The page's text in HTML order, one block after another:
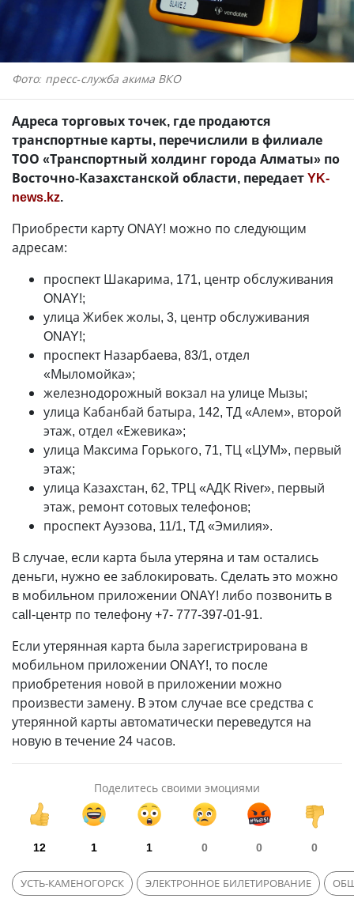
Фото: пресс-служба акима ВКО
Адреса торговых точек, где продаются
транспортные карты, перечислили в филиале
ТОО «Транспортный холдинг города Алматы» по
Восточно-Казахстанской области, передаетYK-
news.kz.
Приобрести карту ONAY! можно по следующим
адресам:
проспект Шакарима, 171, центр обслуживания
ONAY!;
улица Жибек жолы, 3, центр обслуживания
ONAY!;
проспект Назарбаева, 83/1, отдел
«Мыломойка»;
железнодорожный вокзал на улице Мызы;
улица Кабанбай батыра, 142, ТД «Алем», второй
этаж, отдел «Ежевика»;
улица Максима Горького, 71, ТЦ «ЦУМ», первый
этаж;
улица Казахстан, 62, ТРЦ «АДК River», первый
этаж, ремонт сотовых телефонов;
проспект Ауэзова, 11/1, ТД «Эмилия».
В случае, если карта была утеряна и там остались
деньги, нужно ее заблокировать. Сделать это можно
в мобильном приложении ONAY! либо позвонить в
сall-центр по телефону +7- 777-397-01-91.
Если утерянная карта была зарегистрирована в
мобильном приложении ONAY!, то после
приобретения новой в приложении можно
произвести замену. В этом случае все средства с
утерянной карты автоматически переведутся на
новую в течение 24 часов.
Поделитесь своими эмоциями
12 1 1 0 0 0
УСТЬ-КАМЕНОГОРСК ЭЛЕКТРОННОЕ БИЛЕТИРОВАНИЕ